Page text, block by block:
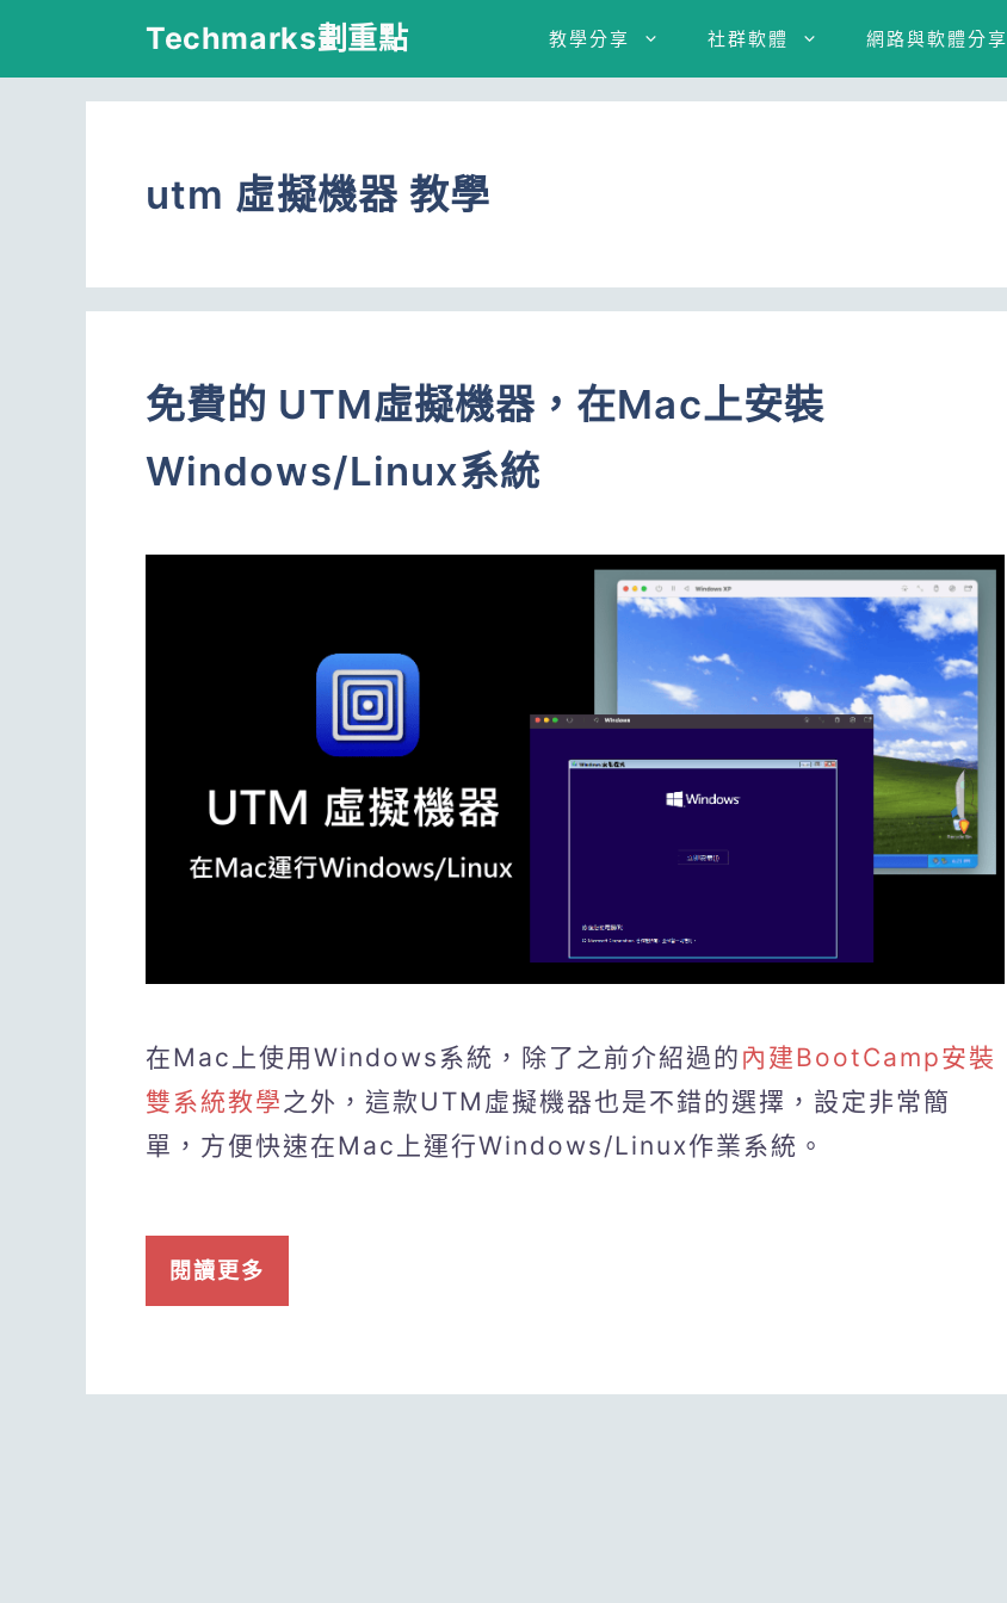
Techmarks劃重點 教學分享 社群軟體 網路與軟體分享
utm 虛擬機器 教學
免費的 UTM虛擬機器，在Mac上安裝
Windows/Linux系統
在Mac上使用Windows系統，除了之前介紹過的 內建BootCamp安裝
雙系統教學 之外，這款UTM虛擬機器也是不錯的選擇，設定非常簡
單，方便快速在Mac上運行Windows/Linux作業系統。
閱讀更多